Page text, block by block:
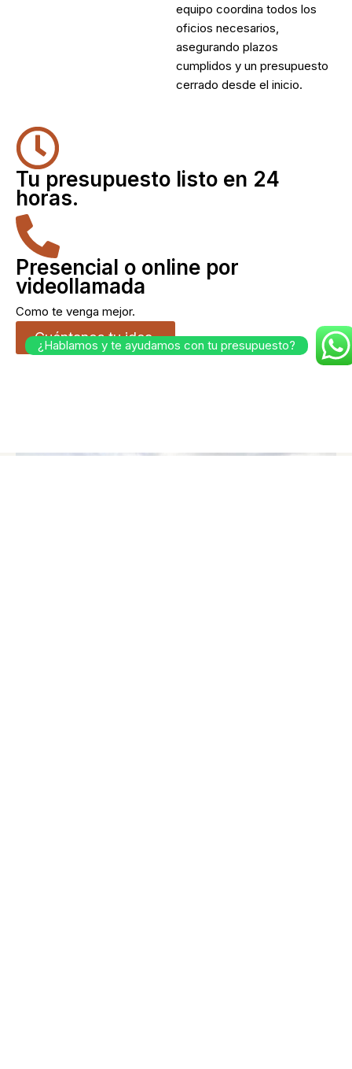
equipo coordina todos los
oficios necesarios,
asegurando plazos
cumplidos y un presupuesto
cerrado desde el inicio.
Tu presupuesto listo en 24
horas.
Presencial o online por
videollamada
Como te venga mejor.
Cuéntanos tu idea.
¿Hablamos y te ayudamos con tu presupuesto?